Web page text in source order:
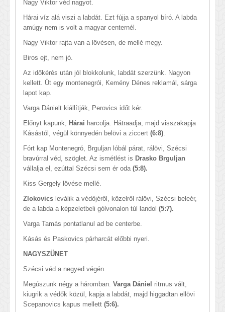
Nagy Viktor véd nagyot.
Hárai víz alá viszi a labdát. Ezt fújja a spanyol bíró. A labda
amúgy nem is volt a magyar centernél.
Nagy Viktor rajta van a lövésen, de mellé megy.
Biros ejt, nem jó.
Az időkérés után jól blokkolunk, labdát szerzünk. Nagyon
kellett. Üt egy montenegrói, Kemény Dénes reklamál, sárga
lapot kap.
Varga Dánielt kiállítják, Perovics időt kér.
Előnyt kapunk,
Hárai harcolja. Hátraadja, majd visszakapja
Kásástól, végül könnyedén belövi a ziccert (6:8)
Fórt kap Montenegró, Brguljan lóbál párat, rálövi, Szécsi
bravúrral véd, szöglet. Az ismétlést is Drasko Brguljan
vállalja el, ezúttal Szécsi sem ér oda (5:8).
Kiss Gergely lövése mellé.
Zlokovics leválik a védőjéről, közelről rálövi, Szécsi beleér,
de a labda a képzeletbeli gólvonalon túl landol (5:7).
Varga Tamás pontatlanul ad be centerbe.
Kásás és Paskovics párharcát előbbi nyeri.
NAGYSZÜNET
Szécsi véd a negyed végén.
Megúszunk négy a háromban. Varga Dániel ritmus vált,
kiugrik a védők közül, kapja a labdát, majd higgadtan ellövi
Scepanovics kapus mellett (5:6).